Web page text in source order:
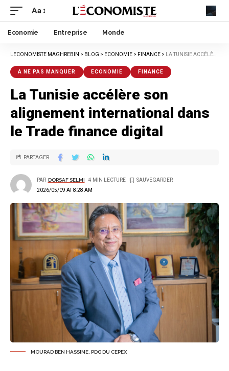
Aa
Economie Entreprise Monde
LECONOMISTE MAGHREBIN > BLOG > ECONOMIE > FINANCE > LA TUNISIE ACCÉLÈRE SON ALIGNEMENT INTERNATIONAL DANS LE TRADE FINANCE DIGITAL
A NE PAS MANQUER ECONOMIE FINANCE
La Tunisie accélère son
alignement international dans
le Trade finance digital
2026/05/09 AT 8:28 AM
PAR DORSAF SELMI 4 MIN LECTURE
PARTAGER
MOURAD BEN HASSINE, PDG DU CEPEX